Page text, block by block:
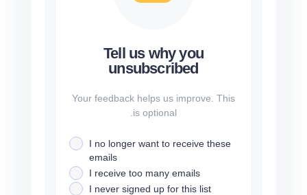
Tell us why you
unsubscribed
Your feedback helps us improve. This
is optional.
I no longer want to receive these
emails
I receive too many emails
I never signed up for this list